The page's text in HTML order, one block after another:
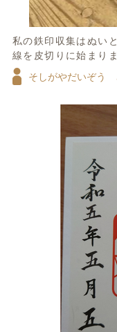
私の鉄印収集はぬい
線を皮切りに始まり
そしがやだいぞう